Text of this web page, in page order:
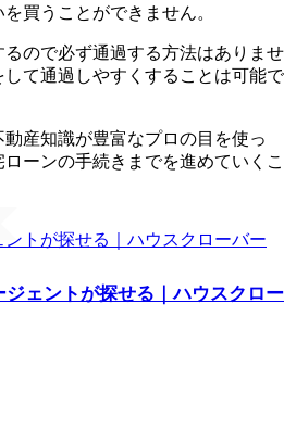
買うことができません。
ので必ず通過する方法はありませ
て通過しやすくすることは可能で
産知識が豊富なプロの目を使っ
ーンの手続きまでを進めていくこ
ェントが探せる｜ハウスクロー